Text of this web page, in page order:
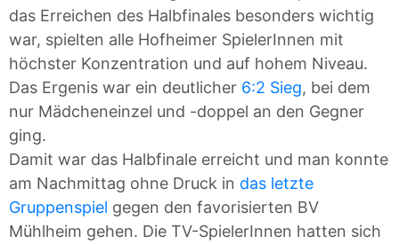
das Erreichen des Halbfinales besonders wichtig
war, spielten alle Hofheimer SpielerInnen mit
höchster Konzentration und auf hohem Niveau.
Das Ergenis war ein deutlicher 6:2 Sieg, bei dem
nur Mädcheneinzel und -doppel an den Gegner
ging.
Damit war das Halbfinale erreicht und man konnte
am Nachmittag ohne Druck in das letzte
Gruppenspiel gegen den favorisierten BV
Mühlheim gehen. Die TV-SpielerInnen hatten sich